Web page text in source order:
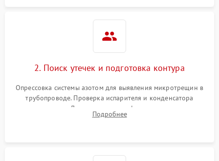
1800 ₽
2. Поиск утечек и подготовка контура
Опрессовка системы азотом для выявления микротрещин в
трубопроводе. Проверка испарителя и конденсатора
течеискателем. Демонтаж старого фильтра-осушителя и
продувка капиллярной трубки для устранения засоров.
Подробнее